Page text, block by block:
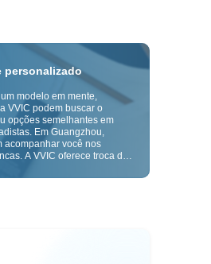
personalizado
modelo em mente,
VVIC podem buscar o
opções semelhantes em
Em Guangzhou,
acompanhar você nos
A VVIC oferece troca de
ou amostra, para tornar